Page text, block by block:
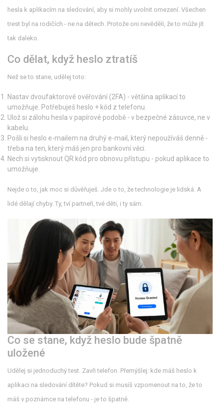
hesla k aplikacím na sledování, aby si mohly uvolnit omezení. Všechen
trest byl na rodičích - ne na dětech. Protože oni nevěděli, že to může jít
tak daleko.
Co dělat, když heslo ztratíš
Než se to stane, udělej toto:
Nastav dvoufaktorové ověřování (2FA) - většina aplikací to
umožňuje. Potřebuješ heslo + kód z telefonu.
Ulož si zálohu hesla v papírové podobě - v bezpečné zásuvce, ne v
kabelu.
Pošli si heslo e-mailem na druhý e-mail, který nepoužíváš denně -
třeba na ten, který máš jen pro bankovní věci.
Nech si vytisknout QR kód pro obnovu přístupu - pokud aplikace to
umožňuje.
Nejde o to, jak moc si důvěřuješ. Jde o to, že technologie je lidská. A
lidé dělají chyby. Ty, tví partneři, tvé děti, i ty sám.
Co se stane, když heslo bude špatně
uložené
Udělej si jednoduchý test. Zavři telefon. Přemýšlej: kde máš heslo k
aplikaci na sledování dítěte? Pokud si musíš vzpomenout na to, že to
máš v poznámce na telefonu - je to špatně.